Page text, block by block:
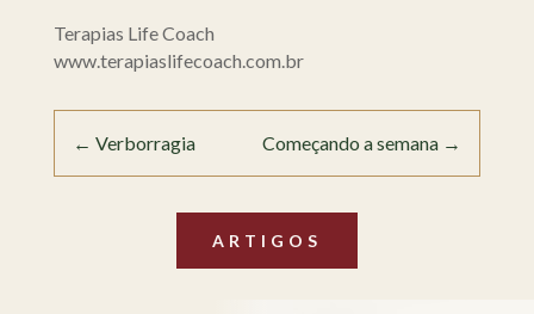
Terapias Life Coach
www.terapiaslifecoach.com.br
← Verborragia Começando a semana →
ARTIGOS